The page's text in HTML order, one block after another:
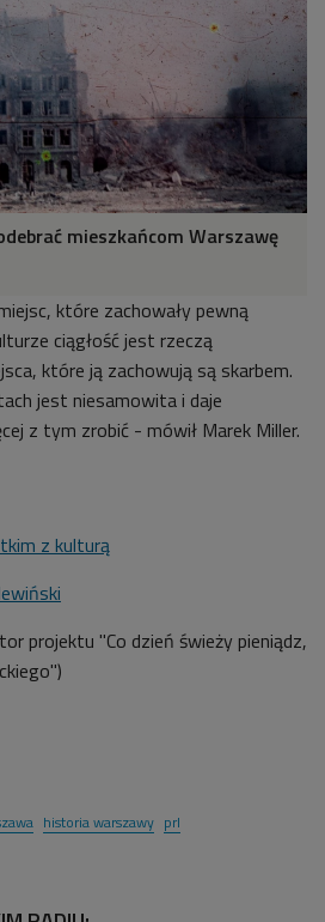
mieszkańcom Warszawę
które zachowały pewną
ciągłość jest rzeczą
które ją zachowują są skarbem.
jest niesamowita i daje
z tym zrobić - mówił Marek Miller.
z kulturą
projektu "Co dzień świeży pieniądz,
historia warszawy prl